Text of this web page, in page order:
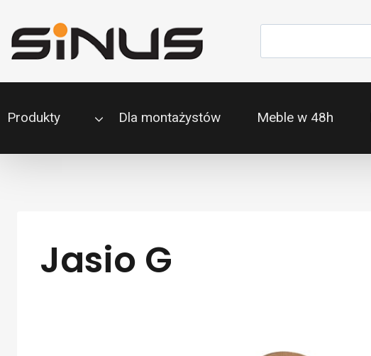
do
treści
Produkty Dla montażystów Meble w 48h
Jasio G